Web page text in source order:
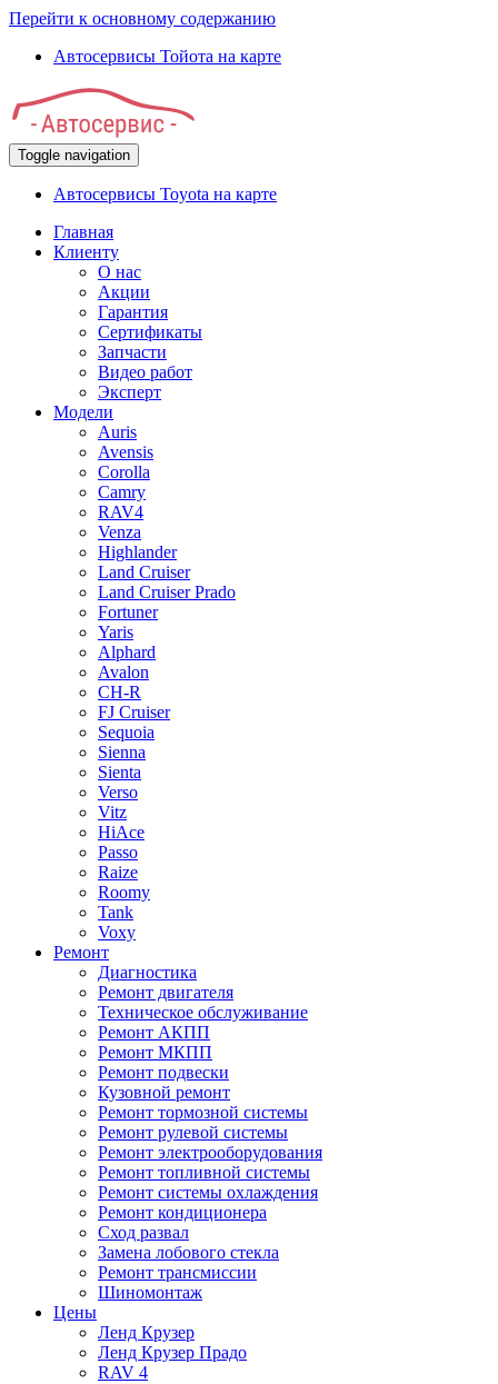
Перейти к основному содержанию
Автосервисы Тойота на карте
Toggle navigation
Автосервисы Toyota на карте
Главная
Клиенту
О нас
Акции
Гарантия
Сертификаты
Запчасти
Видео работ
Эксперт
Модели
Auris
Avensis
Corolla
Camry
RAV4
Venza
Highlander
Land Cruiser
Land Cruiser Prado
Fortuner
Yaris
Alphard
Avalon
CH-R
FJ Cruiser
Sequoia
Sienna
Sienta
Verso
Vitz
HiAce
Passo
Raize
Roomy
Tank
Voxy
Ремонт
Диагностика
Ремонт двигателя
Техническое обслуживание
Ремонт АКПП
Ремонт МКПП
Ремонт подвески
Кузовной ремонт
Ремонт тормозной системы
Ремонт рулевой системы
Ремонт электрооборудования
Ремонт топливной системы
Ремонт системы охлаждения
Ремонт кондиционера
Сход развал
Замена лобового стекла
Ремонт трансмиссии
Шиномонтаж
Цены
Ленд Крузер
Ленд Крузер Прадо
RAV 4